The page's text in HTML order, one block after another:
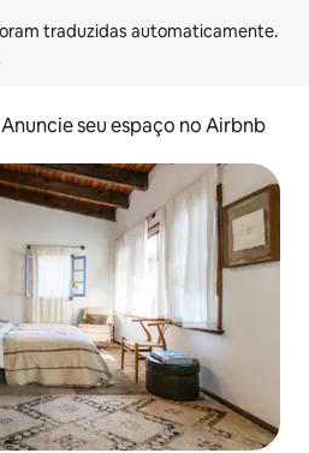
Anuncie seu espaço no Airbnb